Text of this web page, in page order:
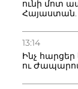
ունի մոտ
Հայաստան.
13:14
Ինչ հարցեր
ու